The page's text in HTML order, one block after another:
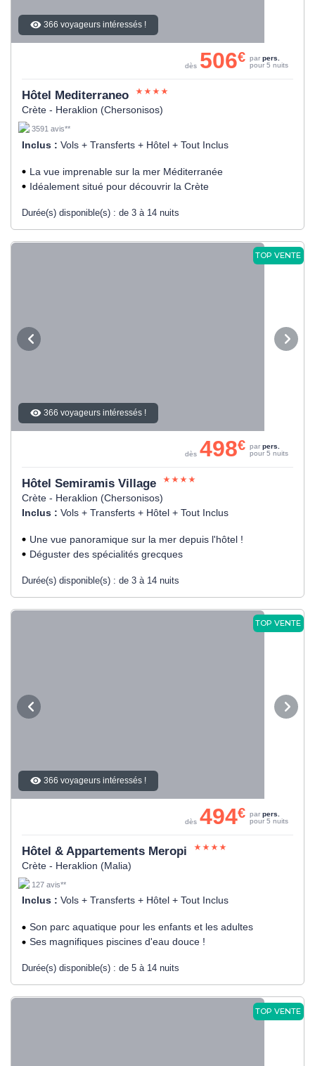
366 voyageurs intéressés !
Hôtel Mediterraneo
Crète - Heraklion (Chersonisos)
3591 avis**
Inclus : Vols + Transferts + Hôtel + Tout Inclus
La vue imprenable sur la mer Méditerranée
Idéalement situé pour découvrir la Crète
Durée(s) disponible(s) : de 3 à 14 nuits
dès 506€ par pers.
pour 5 nuits
TOP VENTE
366 voyageurs intéressés !
Hôtel Semiramis Village
Crète - Heraklion (Chersonisos)
Inclus : Vols + Transferts + Hôtel + Tout Inclus
Une vue panoramique sur la mer depuis l'hôtel !
Déguster des spécialités grecques
Durée(s) disponible(s) : de 3 à 14 nuits
dès 498€ par pers.
pour 5 nuits
TOP VENTE
366 voyageurs intéressés !
Hôtel & Appartements Meropi
Crète - Heraklion (Malia)
127 avis**
Inclus : Vols + Transferts + Hôtel + Tout Inclus
Son parc aquatique pour les enfants et les adultes
Ses magnifiques piscines d'eau douce !
Durée(s) disponible(s) : de 5 à 14 nuits
dès 494€ par pers.
pour 5 nuits
TOP VENTE